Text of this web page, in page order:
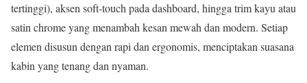
tertinggi), aksen soft-touch pada dashboard, hingga trim kayu atau
satin chrome yang menambah kesan mewah dan modern. Setiap
elemen disusun dengan rapi dan ergonomis, menciptakan suasana
kabin yang tenang dan nyaman.